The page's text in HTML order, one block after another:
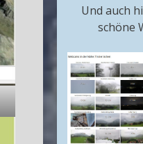
Und auch
schöne